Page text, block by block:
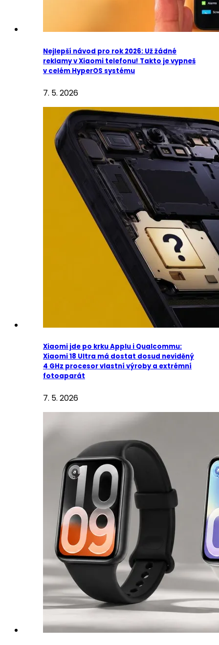
Nejlepší návod pro rok 2026: Už žádné
reklamy v Xiaomi telefonu! Takto je vypneš
v celém HyperOS systému
7. 5. 2026
Xiaomi jde po krku Applu i Qualcommu:
Xiaomi 18 Ultra má dostat dosud neviděný
4 GHz procesor vlastní výroby a extrémní
fotoaparát
7. 5. 2026